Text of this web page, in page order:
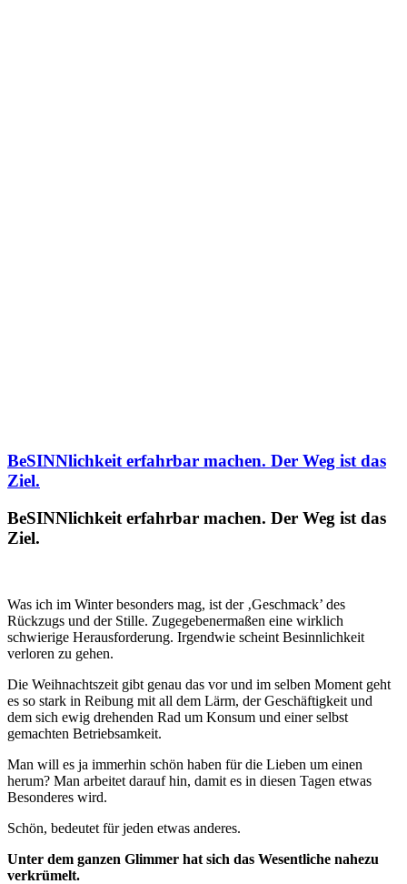
BeSINNlichkeit erfahrbar machen. Der Weg ist das
Ziel.
BeSINNlichkeit erfahrbar machen. Der Weg ist das
Ziel.
Was ich im Winter besonders mag, ist der ‚Geschmack’ des
Rückzugs und der Stille. Zugegebenermaßen eine wirklich
schwierige Herausforderung. Irgendwie scheint Besinnlichkeit
verloren zu gehen.
Die Weihnachtszeit gibt genau das vor und im selben Moment geht
es so stark in Reibung mit all dem Lärm, der Geschäftigkeit und
dem sich ewig drehenden Rad um Konsum und einer selbst
gemachten Betriebsamkeit.
Man will es ja immerhin schön haben für die Lieben um einen
herum? Man arbeitet darauf hin, damit es in diesen Tagen etwas
Besonderes wird.
Schön, bedeutet für jeden etwas anderes.
Unter dem ganzen Glimmer hat sich das Wesentliche nahezu
verkrümelt.